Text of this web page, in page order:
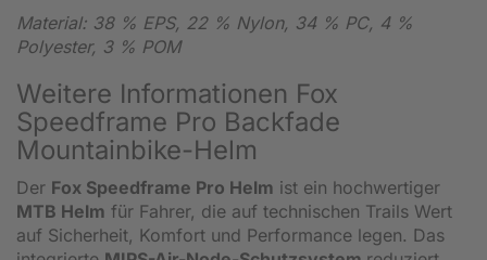
Material: 38 % EPS, 22 % Nylon, 34 % PC, 4 %
Polyester, 3 % POM
Weitere Informationen Fox
Speedframe Pro Backfade
Mountainbike-Helm
Der Fox Speedframe Pro Helm ist ein hochwertiger
MTB Helm für Fahrer, die auf technischen Trails Wert
auf Sicherheit, Komfort und Performance legen. Das